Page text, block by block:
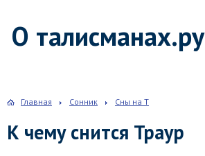
О талисманах.ру
Главная Сонник Сны на Т
К чему снится Траур